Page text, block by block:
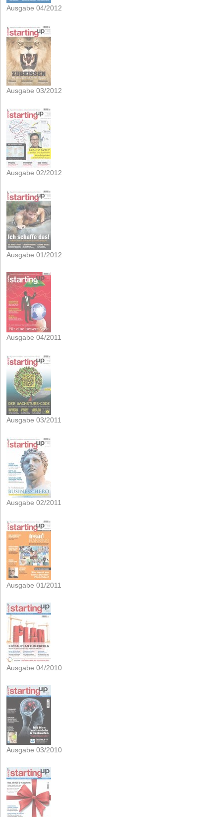
Ausgabe 04/2012
Ausgabe 03/2012
Ausgabe 02/2012
Ausgabe 01/2012
Ausgabe 04/2011
Ausgabe 03/2011
Ausgabe 02/2011
Ausgabe 01/2011
Ausgabe 04/2010
Ausgabe 03/2010